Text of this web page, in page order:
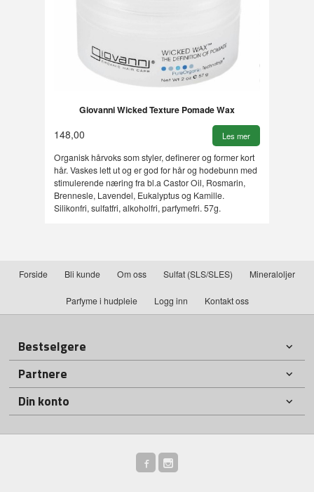
Giovanni Wicked Texture Pomade Wax
148,00 Les mer
Organisk hårvoks som styler, definerer og former kort
hår. Vaskes lett ut og er god for hår og hodebunn med
stimulerende næring fra bl.a Castor Oil, Rosmarin,
Brennesle, Lavendel, Eukalyptus og Kamille.
Silikonfri, sulfatfri, alkoholfri, parfymefri. 57g.
Forside Bli kunde Om oss Sulfat (SLS/SLES) Mineraloljer
Parfyme i hudpleie Logg inn Kontakt oss
Bestselgere
Partnere
Din konto